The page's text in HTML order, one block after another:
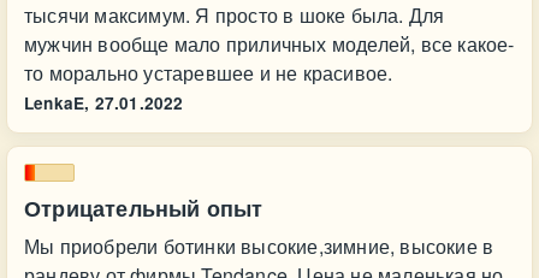
тысячи максимум. Я просто в шоке была. Для
мужчин вообще мало приличных моделей, все какое-
то морально устаревшее и не красивое.
LenkaE, 27.01.2022
Отрицательный опыт
Мы приобрели ботинки высокие,зимние, высокие в